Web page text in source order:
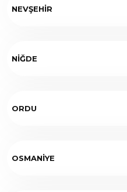
NEVŞEHİR
NİĞDE
ORDU
OSMANİYE